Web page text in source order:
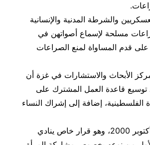
العسكريين والشرطة المدنية والإنسانية
مسلحة لإسماع أصواتهن في
قدم المساواة لمنع الصراعات
الأبحاث والاستشارات في غزة أن
توسيع قاعدة العمل المشترك على
الفلسطينية، إضافة إلى إشراك النساء
وبينت أن القرار 1325 صدر عن جلسة مجلس الأمن الدولي رقم 4213 في أكتوبر 2000، وهو قرار خاص ينادي